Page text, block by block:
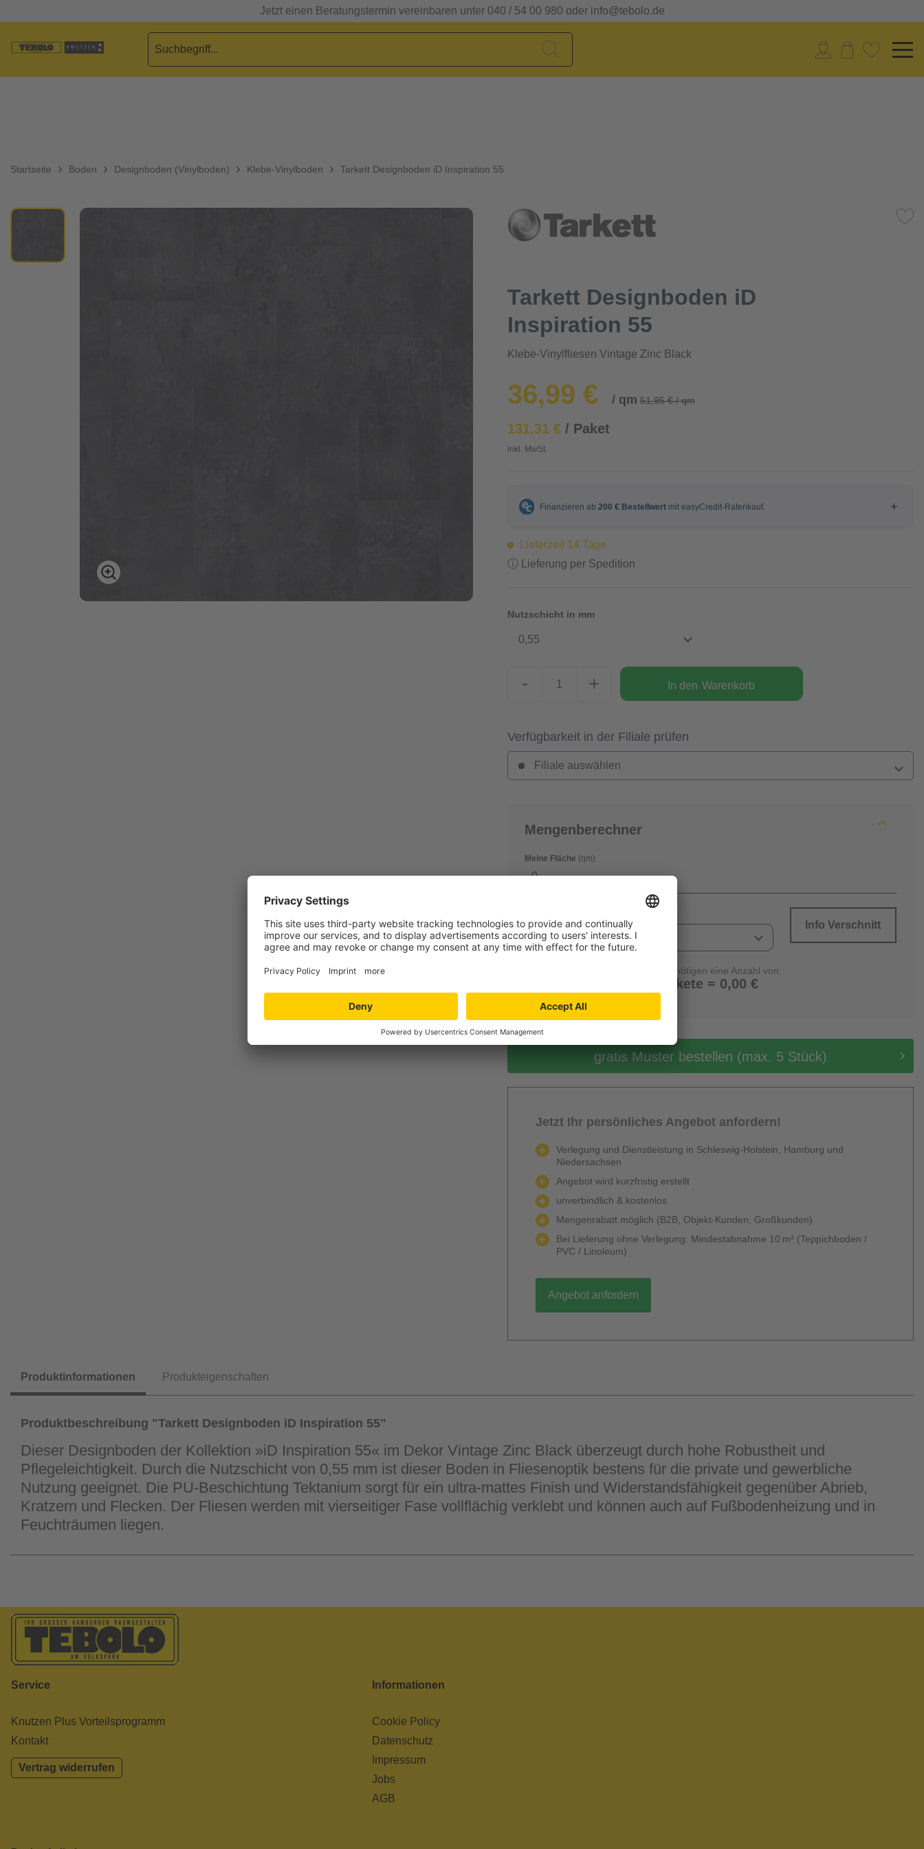
Jetzt einen Beratungstermin vereinbaren unter 040 / 54 00 980 oder info@tebolo.de
Startseite Boden Designboden (Vinylboden) Klebe-Vinylboden Tarkett Designboden iD Inspiration 55
Tarkett Designboden iD
Inspiration 55
Klebe-Vinylfliesen Vintage Zinc Black
36,99 € / qm 51,95 € / qm
131,31 €/ Paket
inkl. MwSt.
Lieferzeit 14 Tage
ⓘ Lieferung per Spedition
Nutzschicht in mm
0,55
- + In den Warenkorb
Verfügbarkeit in der Filiale prüfen
Filiale auswählen
Mengenberechner
Meine Fläche (qm)
0
Info Verschnitt
Sie benötigen eine Anzahl von:
0 Pakete = 0,00 €
gratis Muster bestellen (max. 5 Stück)
Jetzt Ihr persönliches Angebot anfordern!
Verlegung und Dienstleistung in Schleswig-Holstein, Hamburg und
Niedersachsen
Angebot wird kurzfristig erstellt
unverbindlich & kostenlos
Mengenrabatt möglich (B2B, Objekt-Kunden, Großkunden)
Bei Lieferung ohne Verlegung: Mindestabnahme 10 m² (Teppichboden /
PVC / Linoleum)
Angebot anfordern
Produktinformationen Produkteigenschaften
Produktbeschreibung "Tarkett Designboden iD Inspiration 55"
Dieser Designboden der Kollektion »iD Inspiration 55« im Dekor Vintage Zinc Black überzeugt durch hohe Robustheit und
Pflegeleichtigkeit. Durch die Nutzschicht von 0,55 mm ist dieser Boden in Fliesenoptik bestens für die private und gewerbliche
Nutzung geeignet. Die PU-Beschichtung Tektanium sorgt für ein ultra-mattes Finish und Widerstandsfähigkeit gegenüber Abrieb,
Kratzern und Flecken. Der Fliesen werden mit vierseitiger Fase vollflächig verklebt und können auch auf Fußbodenheizung und in
Feuchträumen liegen.
Service
Knutzen Plus Vorteilsprogramm
Kontakt
Vertrag widerrufen
Informationen
Cookie Policy
Datenschutz
Impressum
Jobs
AGB